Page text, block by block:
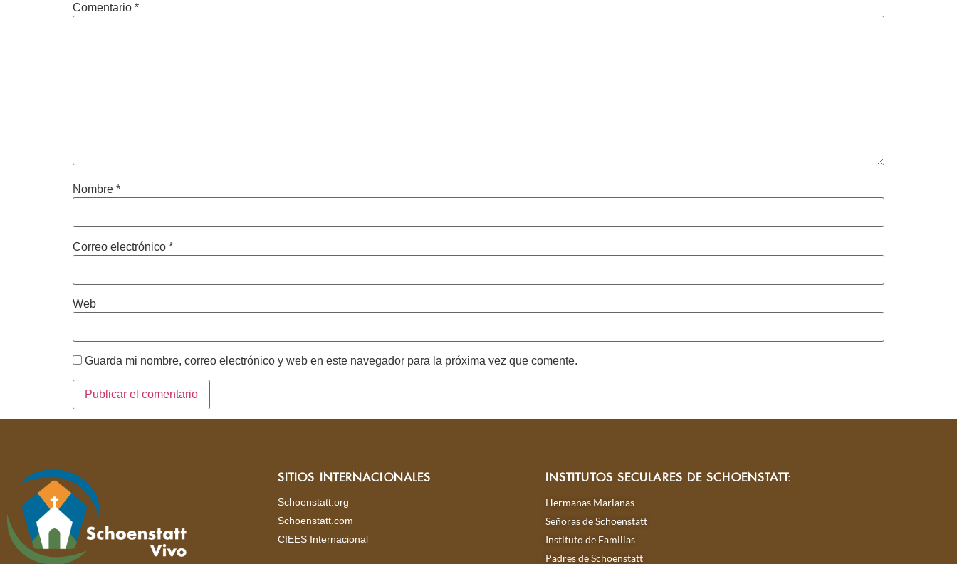
Comentario *
Nombre *
Correo electrónico *
Web
Guarda mi nombre, correo electrónico y web en este navegador para la próxima vez que comente.
SITIOS INTERNACIONALES
Schoenstatt.org
Schoenstatt.com
CIEES Internacional
INSTITUTOS SECULARES DE SCHOENSTATT:
Hermanas Marianas
Señoras de Schoenstatt
Instituto de Familias
Padres de Schoenstatt